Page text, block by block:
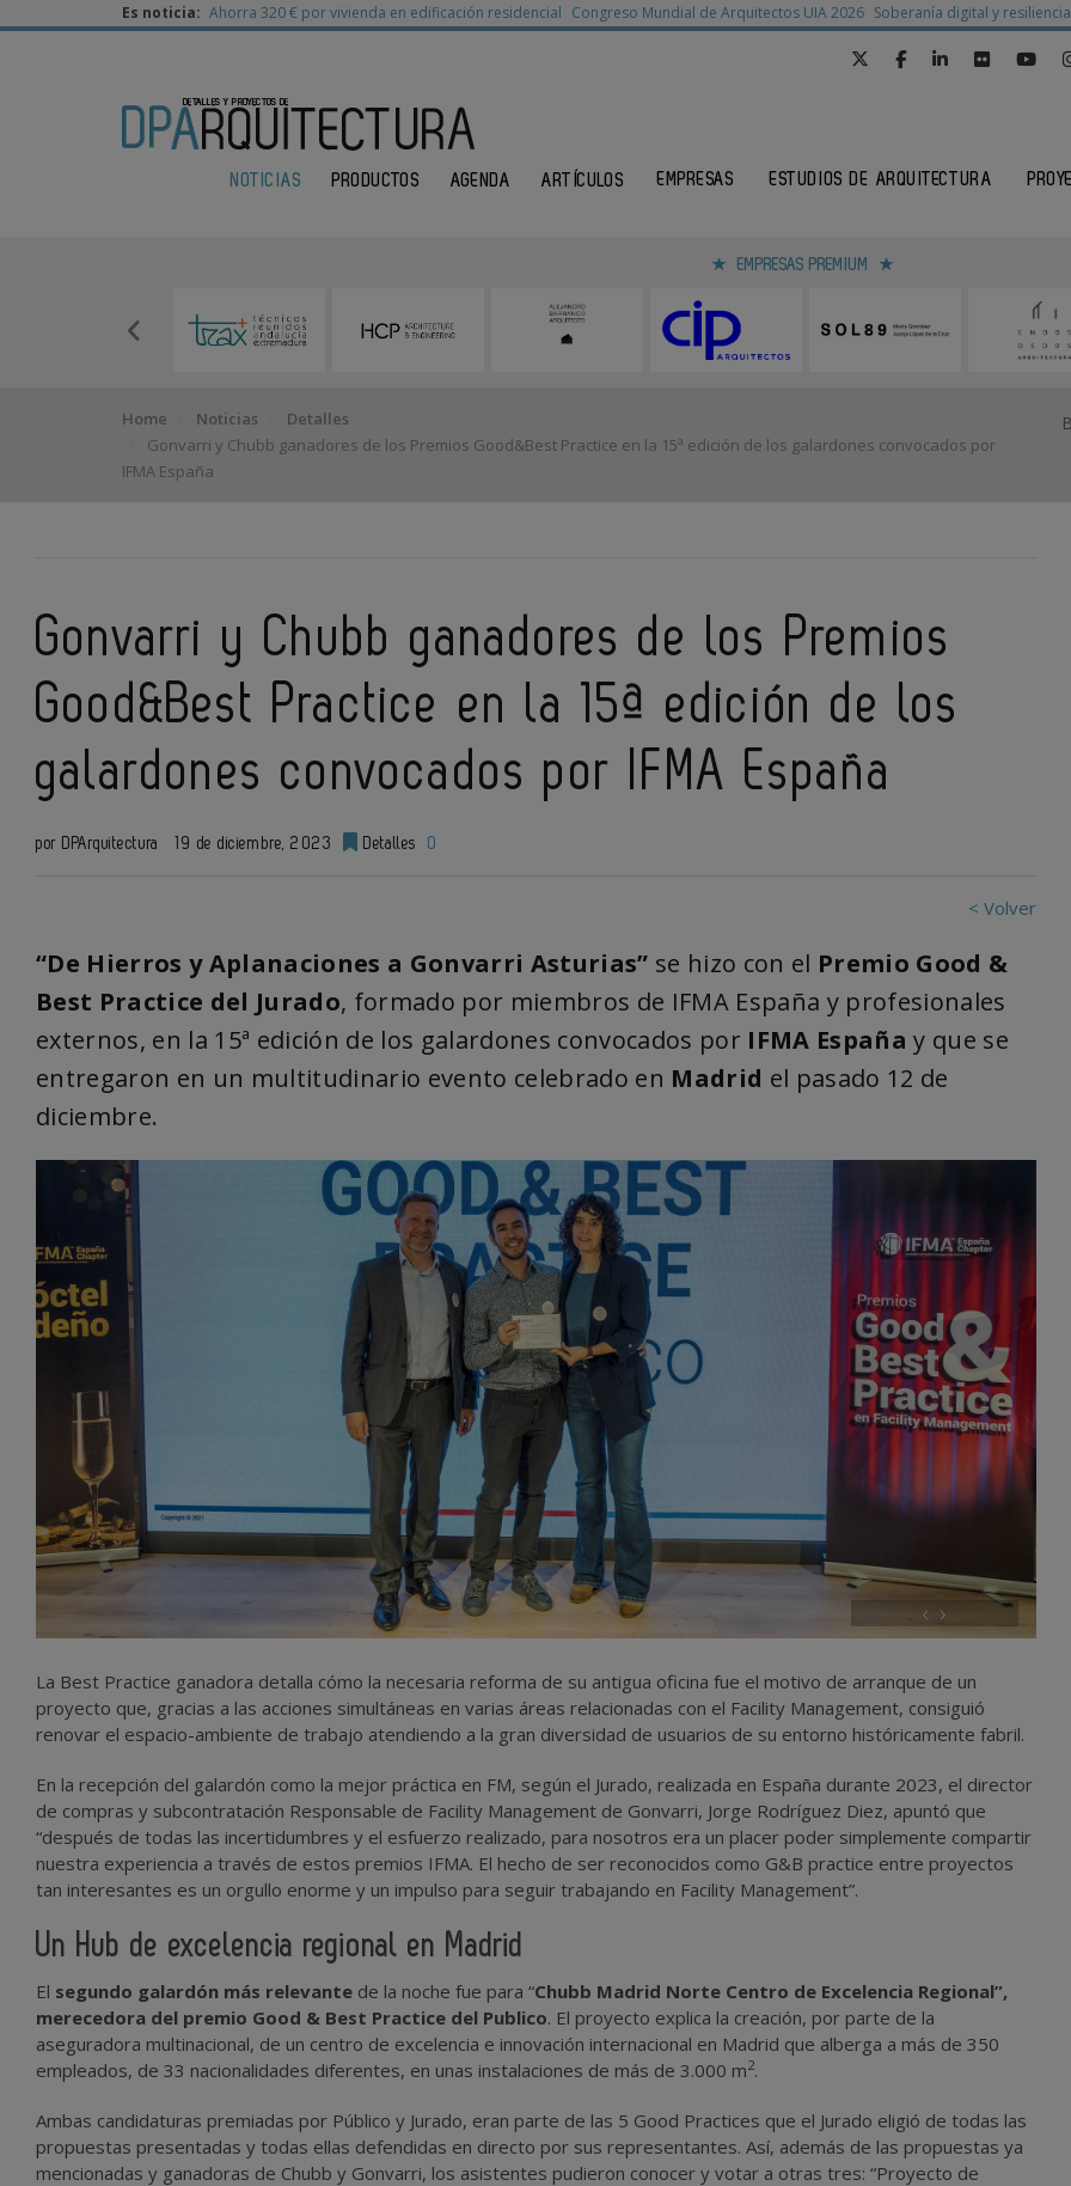
Es noticia: Ahorra 320 € por vivienda en edificación residencial Congreso Mundial de Arquitectos UIA 2026 Soberanía digital y
NOTICIAS PRODUCTOS AGENDA ARTÍCULOS EMPRESAS ESTUDIOS DE ARQUITECTURA
EMPRESAS PREMIUM
Home Noticias
Detalles
Gonvarri y Chubb ganadores de los Premios Good&Best Practice en la 15ª edición de los galardones convocados por
IFMA España
Gonvarri y Chubb ganadores de los Premios
Good&Best Practice en la 15ª edición de los
galardones convocados por IFMA España
por DPArquitectura 19 de diciembre, 2023 Detalles 0
< Volver
“De Hierros y Aplanaciones a Gonvarri Asturias” se hizo con el Premio Good &
Best Practice del Jurado, formado por miembros de IFMA España y profesionales
externos, en la 15ª edición de los galardones convocados por IFMA España y que se
entregaron en un multitudinario evento celebrado en Madrid el pasado 12 de
diciembre.
‹ ›
La Best Practice ganadora detalla cómo la necesaria reforma de su antigua oficina fue el motivo de arranque de un
proyecto que, gracias a las acciones simultáneas en varias áreas relacionadas con el Facility Management, consiguió
renovar el espacio-ambiente de trabajo atendiendo a la gran diversidad de usuarios de su entorno históricamente fabril.
En la recepción del galardón como la mejor práctica en FM, según el Jurado, realizada en España durante 2023, el director
de compras y subcontratación Responsable de Facility Management de Gonvarri, Jorge Rodríguez Diez, apuntó que
“después de todas las incertidumbres y el esfuerzo realizado, para nosotros era un placer poder simplemente compartir
nuestra experiencia a través de estos premios IFMA. El hecho de ser reconocidos como G&B practice entre proyectos
tan interesantes es un orgullo enorme y un impulso para seguir trabajando en Facility Management”.
Un Hub de excelencia regional en Madrid
El segundo galardón más relevante de la noche fue para “Chubb Madrid Norte Centro de Excelencia Regional”,
merecedora del premio Good & Best Practice del Publico. El proyecto explica la creación, por parte de la
aseguradora multinacional, de un centro de excelencia e innovación internacional en Madrid que alberga a más de 350
empleados, de 33 nacionalidades diferentes, en unas instalaciones de más de 3.000 m2.
Ambas candidaturas premiadas por Público y Jurado, eran parte de las 5 Good Practices que el Jurado eligió de todas las
propuestas presentadas y todas ellas defendidas en directo por sus representantes. Así, además de las propuestas ya
mencionadas y ganadoras de Chubb y Gonvarri, los asistentes pudieron conocer y votar a otras tres: “Proyecto de